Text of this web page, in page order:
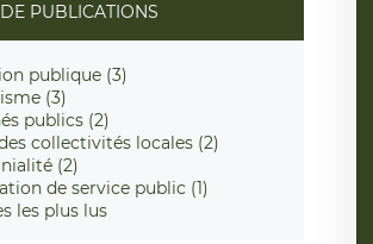
PUBLICATIONS
publique (3)
(3)
publics (2)
collectivités locales (2)
(2)
de service public (1)
les plus lus